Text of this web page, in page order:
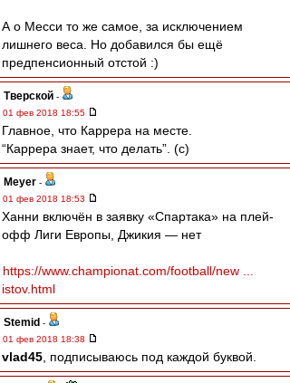
А о Месси то же самое, за исключением
лишнего веса. Но добавился бы ещё
предпенсионный отстой :)
Тверской -
01 фев 2018 18:55
Главное, что Каррера на месте.
“Каррера знает, что делать”. (с)
Meyer -
01 фев 2018 18:53
Ханни включён в заявку «Спартака» на плей-
офф Лиги Европы, Джикия — нет
https://www.championat.com/football/new ...
istov.html
Stemid -
01 фев 2018 18:38
vlad45 , подписываюсь под каждой буквой.